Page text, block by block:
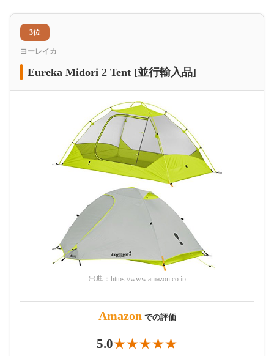
3位
ヨーレイカ
Eureka Midori 2 Tent [並行輸入品]
出典： https://www.amazon.co.jp
Amazon での評価
5.0